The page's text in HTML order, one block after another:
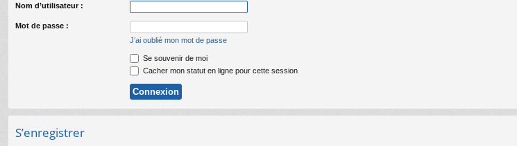
Nom d’utilisateur :
Mot de passe :
J’ai oublié mon mot de passe
Se souvenir de moi
Cacher mon statut en ligne pour cette session
S’enregistrer